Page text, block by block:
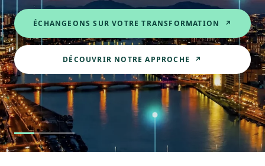
ÉCHANGEONS SUR VOTRE TRANSFORMATION ↗
DÉCOUVRIR NOTRE APPROCHE ↗